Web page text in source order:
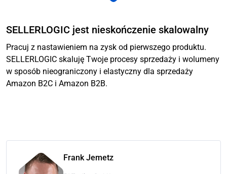
SELLERLOGIC jest nieskończenie skalowalny
Pracuj z nastawieniem na zysk od pierwszego produktu.
SELLERLOGIC skaluję Twoje procesy sprzedaży i wolumeny
w sposób nieograniczony i elastyczny dla sprzedaży
Amazon B2C i Amazon B2B.
Frank Jemetz